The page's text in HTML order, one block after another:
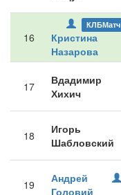
16
КЛБМатч
Кристина
Назарова
17
Вдадимир
Хихич
18
Игорь
Шабловский
19
Андрей
Головий